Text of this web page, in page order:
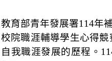
教育部青年發展署114年
校院職涯輔導學生心得
自我職涯發展的歷程。